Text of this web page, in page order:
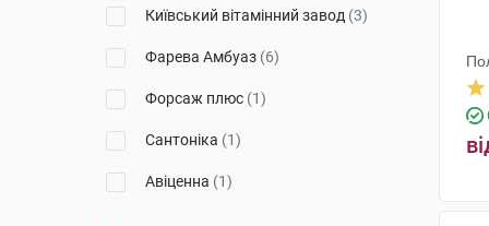
Київський вітамінний завод (3)
Фарева Амбуаз (6)
Форсаж плюс (1)
Сантоніка (1)
Авіценна (1)